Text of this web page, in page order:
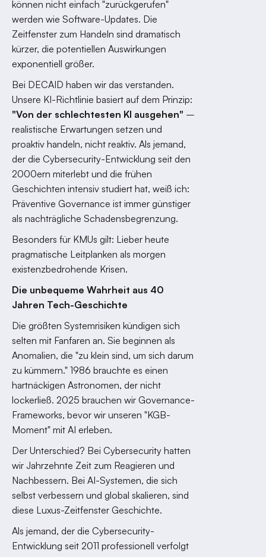
können nicht einfach "zurückgerufen"
werden wie Software-Updates. Die
Zeitfenster zum Handeln sind dramatisch
kürzer, die potentiellen Auswirkungen
exponentiell größer.
Bei DECAID haben wir das verstanden.
Unsere KI-Richtlinie basiert auf dem Prinzip:
"Von der schlechtesten KI ausgehen" –
realistische Erwartungen setzen und
proaktiv handeln, nicht reaktiv. Als jemand,
der die Cybersecurity-Entwicklung seit den
2000ern miterlebt und die frühen
Geschichten intensiv studiert hat, weiß ich:
Präventive Governance ist immer günstiger
als nachträgliche Schadensbegrenzung.
Besonders für KMUs gilt: Lieber heute
pragmatische Leitplanken als morgen
existenzbedrohende Krisen.
Die unbequeme Wahrheit aus 40
Jahren Tech-Geschichte
Die größten Systemrisiken kündigen sich
selten mit Fanfaren an. Sie beginnen als
Anomalien, die "zu klein sind, um sich darum
zu kümmern." 1986 brauchte es einen
hartnäckigen Astronomen, der nicht
lockerließ. 2025 brauchen wir Governance-
Frameworks, bevor wir unseren "KGB-
Moment" mit AI erleben.
Der Unterschied? Bei Cybersecurity hatten
wir Jahrzehnte Zeit zum Reagieren und
Nachbessern. Bei AI-Systemen, die sich
selbst verbessern und global skalieren, sind
diese Luxus-Zeitfenster Geschichte.
Als jemand, der die Cybersecurity-
Entwicklung seit 2011 professionell verfolgt